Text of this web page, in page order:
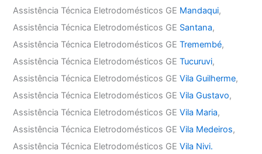
Assistência Técnica Eletrodomésticos GE Mandaqui,
Assistência Técnica Eletrodomésticos GE Santana,
Assistência Técnica Eletrodomésticos GETremembé,
Assistência Técnica Eletrodomésticos GETucuruvi,
Assistência Técnica Eletrodomésticos GEVila Guilherme,
Assistência Técnica Eletrodomésticos GEVila Gustavo,
Assistência Técnica Eletrodomésticos GEVila Maria,
Assistência Técnica Eletrodomésticos GEVila Medeiros,
Assistência Técnica Eletrodomésticos GEVila Nivi.